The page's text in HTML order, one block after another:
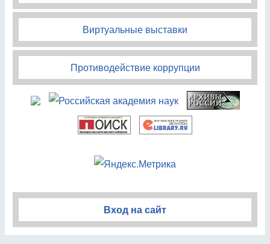
Виртуальные выставки
Противодействие коррупции
Вход на сайт